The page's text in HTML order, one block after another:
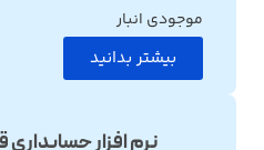
موجودی انبار
بیشتر بدانید
نرم افزار حسابداری